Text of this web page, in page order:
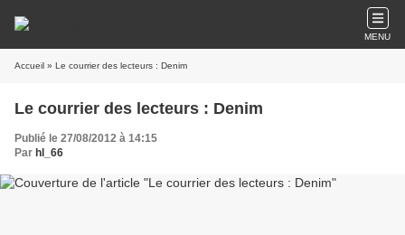
MENU
Accueil » Le courrier des lecteurs : Denim
Le courrier des lecteurs : Denim
Publié le 27/08/2012 à 14:15
Par hl_66